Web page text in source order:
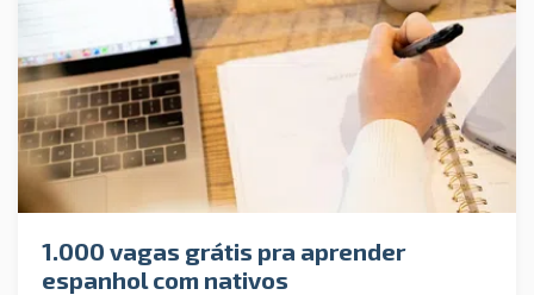
1.000 vagas grátis pra aprender
espanhol com nativos